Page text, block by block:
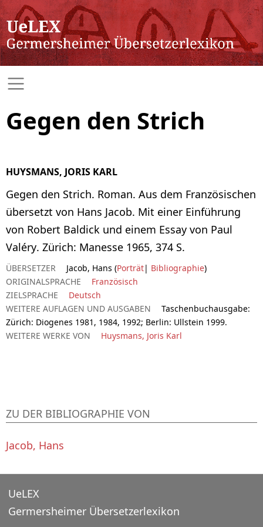
Gegen den Strich
HUYSMANS, JORIS KARL
Gegen den Strich. Roman. Aus dem Französischen
übersetzt von Hans Jacob. Mit einer Einführung
von Robert Baldick und einem Essay von Paul
Valéry. Zürich: Manesse 1965, 374 S.
ÜBERSETZER Jacob, Hans (Porträt| Bibliographie)
ORIGINALSPRACHE
Französisch
ZIELSPRACHE
Deutsch
WEITERE AUFLAGEN UND AUSGABEN
Taschenbuchausgabe:
Zürich: Diogenes 1981, 1984, 1992; Berlin: Ullstein 1999.
WEITERE WERKE VON
Huysmans, Joris Karl
ZU DER BIBLIOGRAPHIE VON
Jacob, Hans
UeLEX
Germersheimer Übersetzerlexikon